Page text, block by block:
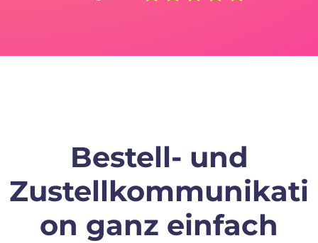
Bestell- und
Zustellkommunikati
on ganz einfach